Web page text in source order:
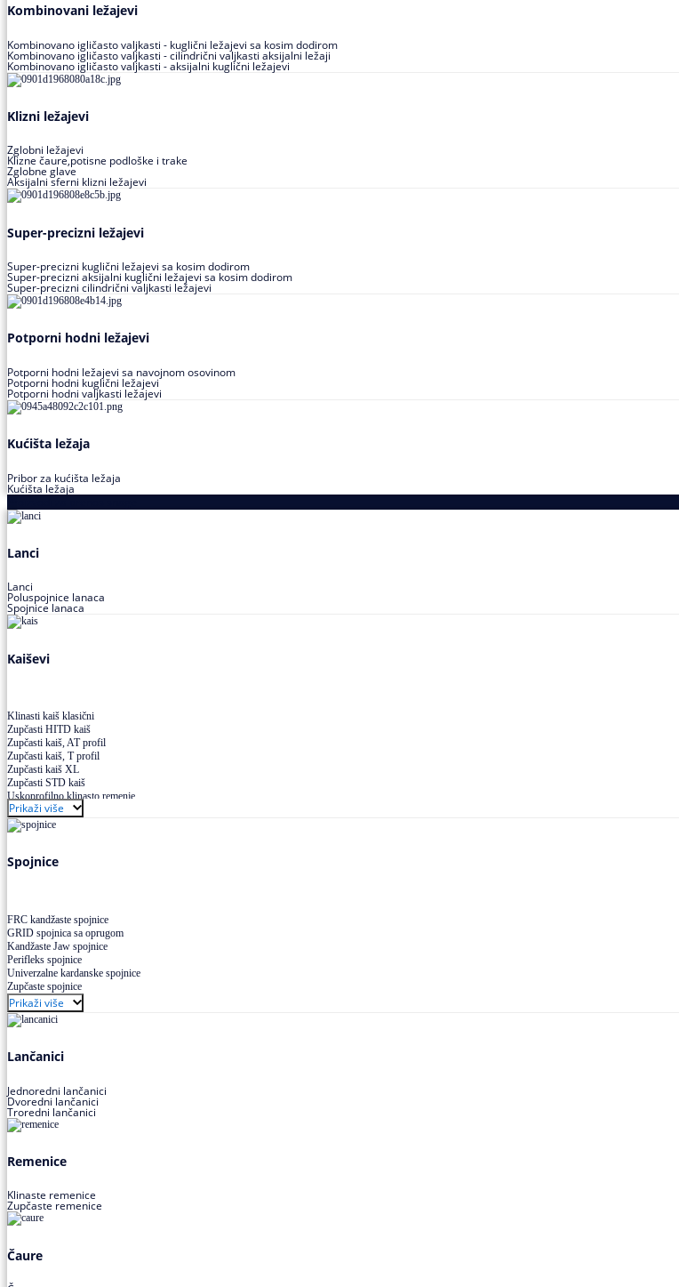
Kombinovani ležajevi
Kombinovano igličasto valjkasti - kuglični ležajevi sa kosim dodirom
Kombinovano igličasto valjkasti - cilindrični valjkasti aksijalni ležaji
Kombinovano igličasto valjkasti - aksijalni kuglični ležajevi
Klizni ležajevi
Zglobni ležajevi
Klizne čaure,potisne podloške i trake
Zglobne glave
Aksijalni sferni klizni ležajevi
Super-precizni ležajevi
Super-precizni kuglični ležajevi sa kosim dodirom
Super-precizni aksijalni kuglični ležajevi sa kosim dodirom
Super-precizni cilindrični valjkasti ležajevi
Potporni hodni ležajevi
Potporni hodni ležajevi sa navojnom osovinom
Potporni hodni kuglični ležajevi
Potporni hodni valjkasti ležajevi
Kućišta ležaja
Pribor za kućišta ležaja
Kućišta ležaja
Lanci
Lanci
Poluspojnice lanaca
Spojnice lanaca
Kaiševi
Klinasti kaiš klasični
Zupčasti HITD kaiš
Zupčasti kaiš, AT profil
Zupčasti kaiš, T profil
Zupčasti kaiš XL
Zupčasti STD kaiš
Uskoprofilno klinasto remenje
Uskoprofilno klinasto remenje spojeno
Uskoprofilno klinasto remenje XP extra power
Višekanalno remenje PJ,PK
Prikaži više
Spojnice
FRC kandžaste spojnice
GRID spojnica sa oprugom
Kandžaste Jaw spojnice
Perifleks spojnice
Univerzalne kardanske spojnice
Zupčaste spojnice
Prikaži više
Lančanici
Jednoredni lančanici
Dvoredni lančanici
Troredni lančanici
Remenice
Klinaste remenice
Zupčaste remenice
Čaure